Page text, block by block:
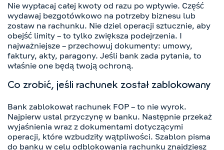
Nie wypłacaj całej kwoty od razu po wpływie. Część
wydawaj bezgotówkowo na potrzeby biznesu lub
zostaw na rachunku. Nie dziel operacji sztucznie, aby
obejść limity – to tylko zwiększa podejrzenia. I
najważniejsze – przechowuj dokumenty: umowy,
faktury, akty, paragony. Jeśli bank zada pytania, to
właśnie one będą twoją ochroną.
Co zrobić, jeśli rachunek został zablokowany
Bank zablokował rachunek FOP – to nie wyrok.
Najpierw ustal przyczynę w banku. Następnie przekaż
wyjaśnienia wraz z dokumentami dotyczącymi
operacji, które wzbudziły wątpliwości. Szablon pisma
do banku w celu odblokowania rachunku znajdziesz